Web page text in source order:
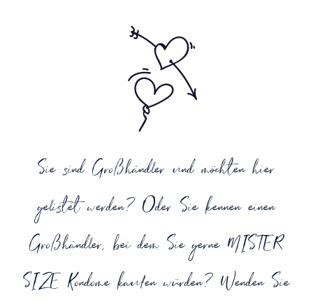
Sie sind Großhändler und möchten hier
gelistet werden? Oder Sie kennen einen
Großhändler, bei dem Sie gerne MISTER
SIZE Kondome kaufen würden? Wenden Sie